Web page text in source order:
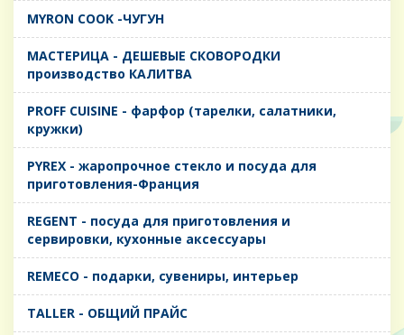
MYRON COOK -ЧУГУН
MАСТЕРИЦА - ДЕШЕВЫЕ СКОВОРОДКИ
производство КАЛИТВА
PROFF CUISINE - фарфор (тарелки, салатники,
кружки)
PYREX - жаропрочное стекло и посуда для
приготовления-Франция
REGENT - посуда для приготовления и
сервировки, кухонные аксессуары
REMECO - подарки, сувениры, интерьер
TALLER - ОБЩИЙ ПРАЙС